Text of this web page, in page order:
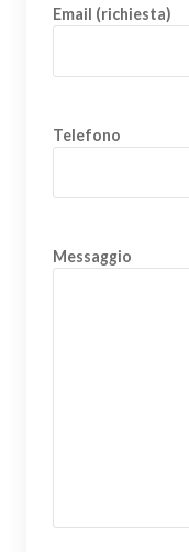
Email (richiesta)
Telefono
Messaggio